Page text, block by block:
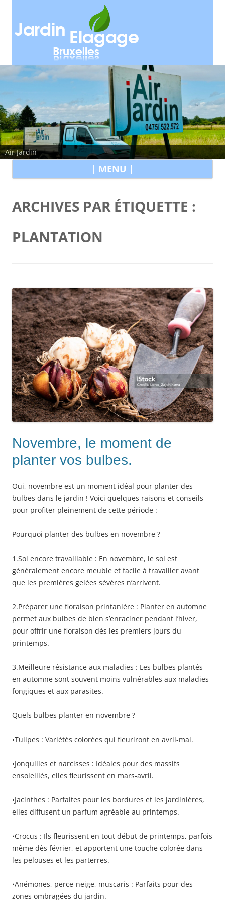
Air Jardin
| MENU |
ARCHIVES PAR ÉTIQUETTE :
PLANTATION
Novembre, le moment de
planter vos bulbes.
Oui, novembre est un moment idéal pour planter des
bulbes dans le jardin ! Voici quelques raisons et conseils
pour profiter pleinement de cette période :
Pourquoi planter des bulbes en novembre ?
1.Sol encore travaillable : En novembre, le sol est
généralement encore meuble et facile à travailler avant
que les premières gelées sévères n’arrivent.
2.Préparer une floraison printanière : Planter en automne
permet aux bulbes de bien s’enraciner pendant l’hiver,
pour offrir une floraison dès les premiers jours du
printemps.
3.Meilleure résistance aux maladies : Les bulbes plantés
en automne sont souvent moins vulnérables aux maladies
fongiques et aux parasites.
Quels bulbes planter en novembre ?
•Tulipes : Variétés colorées qui fleuriront en avril-mai.
•Jonquilles et narcisses : Idéales pour des massifs
ensoleillés, elles fleurissent en mars-avril.
•Jacinthes : Parfaites pour les bordures et les jardinières,
elles diffusent un parfum agréable au printemps.
•Crocus : Ils fleurissent en tout début de printemps, parfois
même dès février, et apportent une touche colorée dans
les pelouses et les parterres.
•Anémones, perce-neige, muscaris : Parfaits pour des
zones ombragées du jardin.